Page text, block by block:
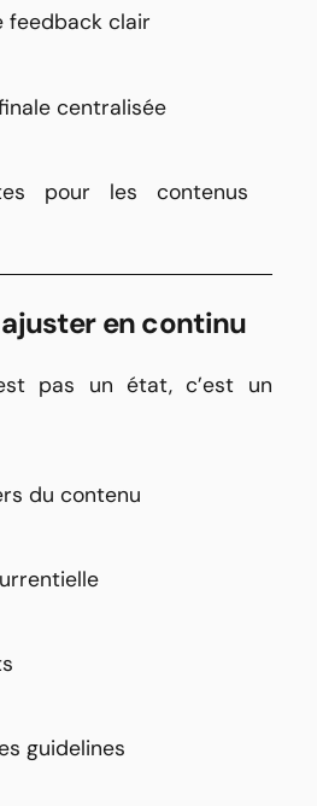
feedback clair
centralisée
pour les contenus
en continu
pas un état, c’est un
du contenu
guidelines